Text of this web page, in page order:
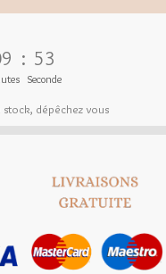
: 53
Seconde
stock, dépêchez vous